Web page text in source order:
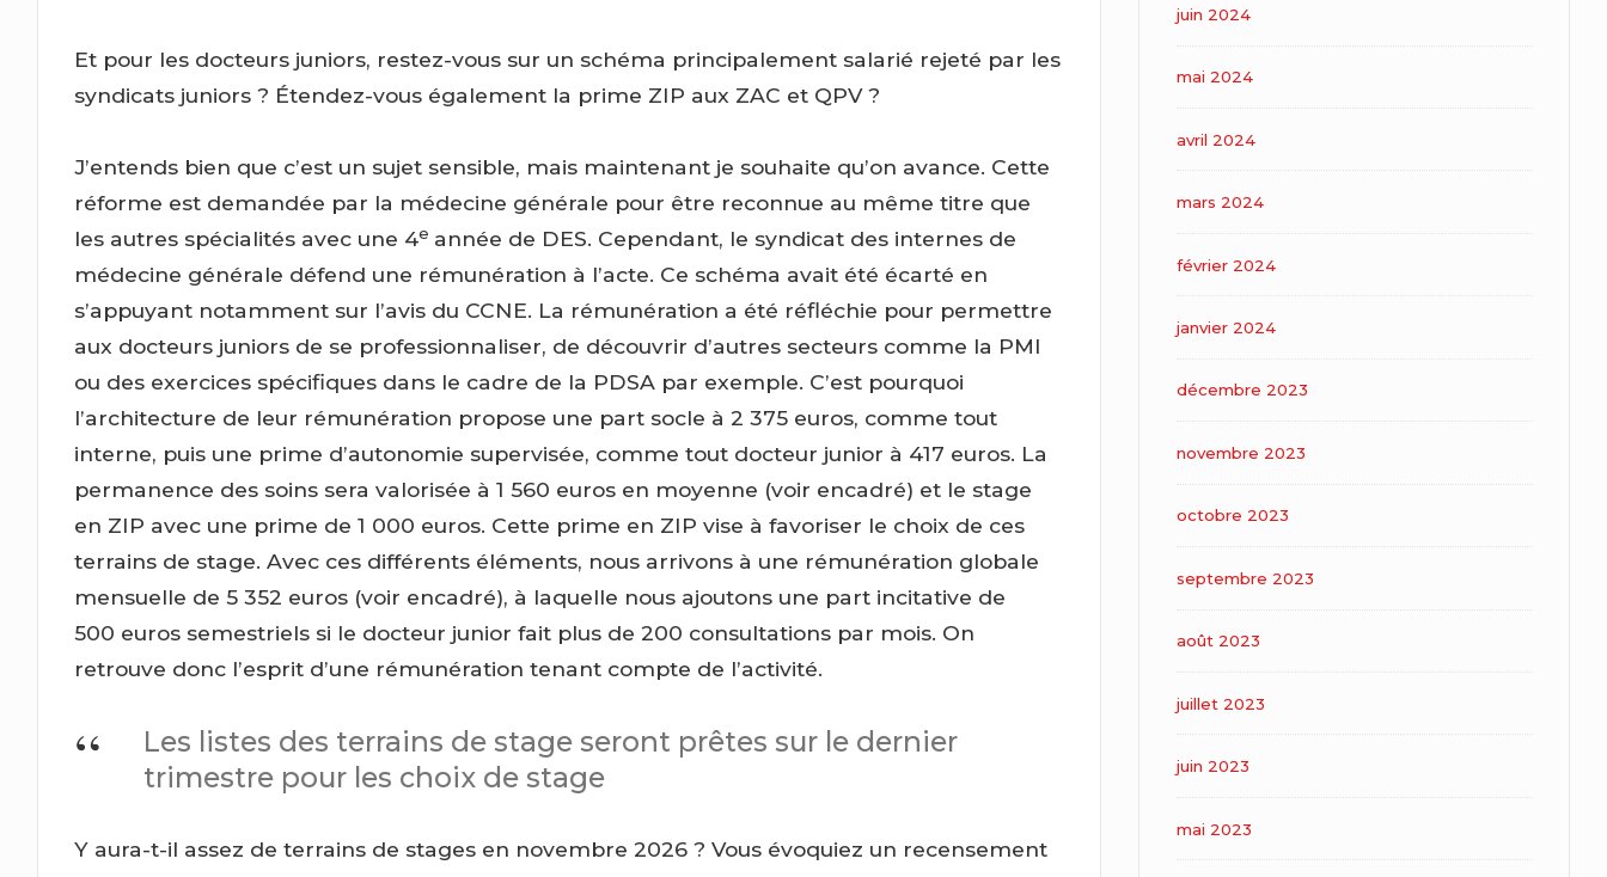
Et pour les docteurs juniors, restez-vous sur un schéma principalement salarié rejeté par les
syndicats juniors ? Étendez-vous également la prime ZIP aux ZAC et QPV ?
J’entends bien que c’est un sujet sensible, mais maintenant je souhaite qu’on avance. Cette
réforme est demandée par la médecine générale pour être reconnue au même titre que
les autres spécialités avec une 4e année de DES. Cependant, le syndicat des internes de
médecine générale défend une rémunération à l’acte. Ce schéma avait été écarté en
s’appuyant notamment sur l’avis du CCNE. La rémunération a été réfléchie pour permettre
aux docteurs juniors de se professionnaliser, de découvrir d’autres secteurs comme la PMI
ou des exercices spécifiques dans le cadre de la PDSA par exemple. C’est pourquoi
l’architecture de leur rémunération propose une part socle à 2 375 euros, comme tout
interne, puis une prime d’autonomie supervisée, comme tout docteur junior à 417 euros. La
permanence des soins sera valorisée à 1 560 euros en moyenne (voir encadré) et le stage
en ZIP avec une prime de 1 000 euros. Cette prime en ZIP vise à favoriser le choix de ces
terrains de stage. Avec ces différents éléments, nous arrivons à une rémunération globale
mensuelle de 5 352 euros (voir encadré), à laquelle nous ajoutons une part incitative de
500 euros semestriels si le docteur junior fait plus de 200 consultations par mois. On
retrouve donc l’esprit d’une rémunération tenant compte de l’activité.
Les listes des terrains de stage seront prêtes sur le dernier
trimestre pour les choix de stage
Y aura-t-il assez de terrains de stages en novembre 2026 ? Vous évoquiez un recensement
juin 2024
mai 2024
avril 2024
mars 2024
février 2024
janvier 2024
décembre 2023
novembre 2023
octobre 2023
septembre 2023
août 2023
juillet 2023
juin 2023
mai 2023